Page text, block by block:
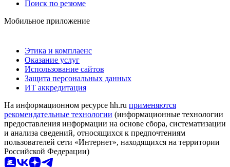
Поиск по резюме
Мобильное приложение
Этика и комплаенс
Оказание услуг
Использование сайтов
Защита персональных данных
ИТ аккредитация
На информационном ресурсе hh.ru применяются
рекомендательные технологии (информационные технологии
предоставления информации на основе сбора, систематизации
и анализа сведений, относящихся к предпочтениям
пользователей сети «Интернет», находящихся на территории
Российской Федерации)